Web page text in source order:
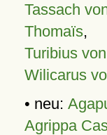
Tassach
Thomaïs,
Turibius
Wilicarus
• neu:
Agrippa